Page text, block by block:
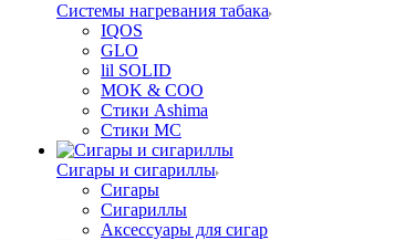
Системы нагревания табака
IQOS
GLO
lil SOLID
MOK & COO
Стики Ashima
Стики MC
Сигары и сигариллы
Сигары
Сигариллы
Аксессуары для сигар